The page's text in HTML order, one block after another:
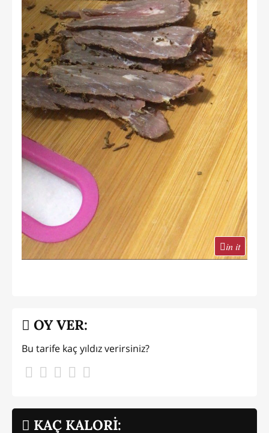
in it
KAÇ KALORİ:
OY VER:
Bu tarife kaç yıldız verirsiniz?